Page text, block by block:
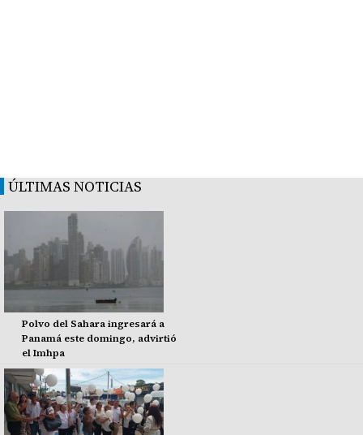
ÚLTIMAS NOTICIAS
Polvo del Sahara ingresará a
Panamá este domingo, advirtió
el Imhpa